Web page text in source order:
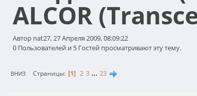
ALCOR
Автор nat27, 27 Апреля 2009, 08:09:22
0 Пользователей и 5 Гостей просматривают эту тему.
ВНИЗ Страницы 1 2 3 ... 23